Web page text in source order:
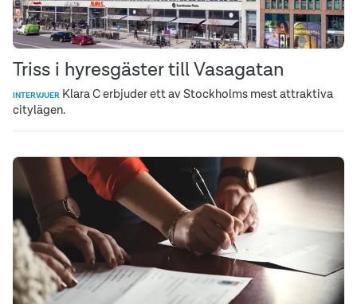
Triss i hyresgäster till Vasagatan
INTERVJUER Klara C erbjuder ett av Stockholms mest attraktiva
citylägen.